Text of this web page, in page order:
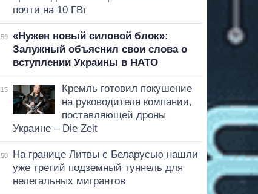
почти на 10 ГВт
«Нужен новый силовой блок»:
Залужный объяснил свои слова о
вступлении Украины в НАТО
Кремль готовил покушение
на руководителя компании,
поставляющей дроны
Украине – Die Zeit
На границе Литвы с Беларусью нашли
уже третий подземный туннель для
нелегальных мигрантов